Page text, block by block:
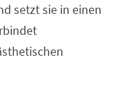
setzt sie in einen